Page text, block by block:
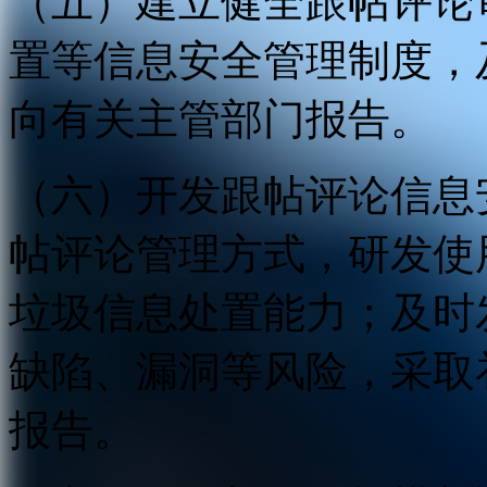
置等信息安全管理制度
向有关主管部门报告。
（六）开发跟帖评论信
帖评论管理方式，研发
垃圾信息处置能力；及
缺陷、漏洞等风险，采
报告。